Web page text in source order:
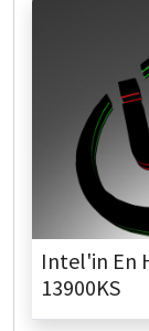
Intel'in En
13900KS